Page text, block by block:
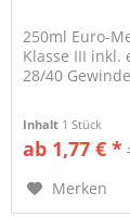
250ml Euro-
Klasse III inkl.
28/40
Inhalt 1 Stück
ab 1,77 € *
Merken